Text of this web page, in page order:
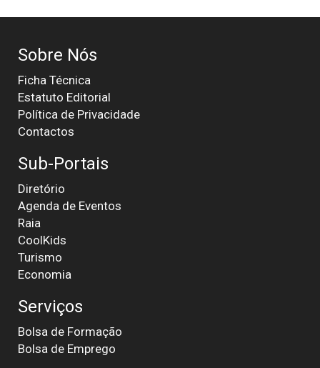
Sobre Nós
Ficha Técnica
Estatuto Editorial
Política de Privacidade
Contactos
Sub-Portais
Diretório
Agenda de Eventos
Raia
CoolKids
Turismo
Economia
Serviços
Bolsa de Formação
Bolsa de Emprego